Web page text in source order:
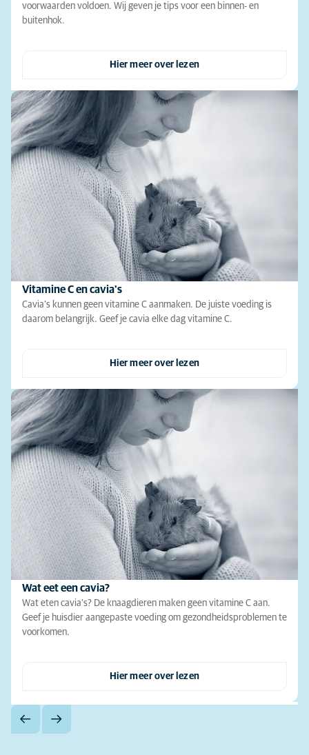
voorwaarden voldoen. Wij geven je tips voor een binnen- en
buitenhok.
Hier meer over lezen
Vitamine C en cavia's
Cavia’s kunnen geen vitamine C aanmaken. De juiste voeding is
daarom belangrijk. Geef je cavia elke dag vitamine C.
Hier meer over lezen
Wat eet een cavia?
Wat eten cavia’s? De knaagdieren maken geen vitamine C aan.
Geef je huisdier aangepaste voeding om gezondheidsproblemen te
voorkomen.
Hier meer over lezen